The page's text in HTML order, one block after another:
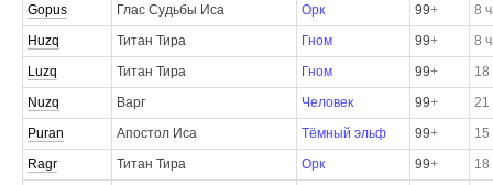
Gopus
Глас Судьбы Иса Орк 99+
8
Huzq
Титан Тира Гном 99+
8
Luzq
Титан Тира Гном 99+
18
Nuzq
Варг Человек 99+
21
Puran
Апостол Иса Тёмный эльф 99+
15
Ragr
Титан Тира Орк 99+
18